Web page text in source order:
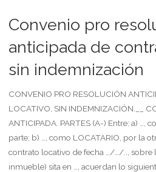
desocupación
locativo
(vivienda),
condonando
indemnización
por
resolución
Convenio pro
anticipada de
sin indemnización
CONVENIO PRO RESOLUCIÓN
LOCATIVO, SIN INDEMNIZACIÓN.__
ANTICIPADA. PARTES (A-) Entre: a) …,
parte; b) …, como LOCATARIO, por la
contrato locativo de fecha …/…/.., sobre
inmueble) sita en …, acuerdan lo